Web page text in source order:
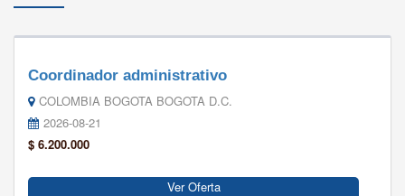
Coordinador administrativo
COLOMBIA BOGOTA BOGOTA D.C.
2026-08-21
$ 6.200.000
Ver Oferta